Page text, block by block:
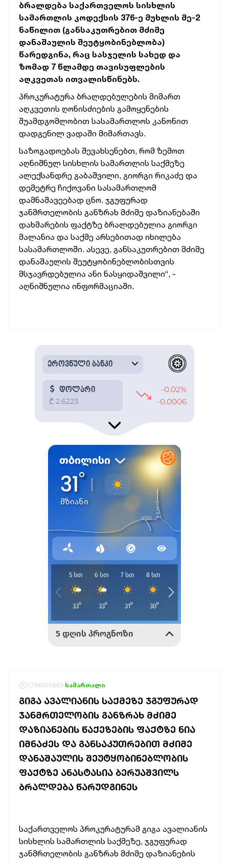
ბრალდება საქართველოს სისხლის
სამართლის კოდექსის 376-ე მუხლის მე-2
ნაწილით (განსაკუთრებით მძიმე
დანაშაულის შეუტყობინებლობა)
წარედგინა, რაც სასჯელის სახედ და
ზომად 7 წლამდე თავისუფლების
აღკვეთას ითვალისწინებს.
პროკურატურა ბრალდებულების მიმართ
აღკვეთის ღონისძიების გამოყენების
შუამდგომლობით სასამართლოს კანონით
დადგენილ ვადაში მიმართავს.
საზოგადოებას შევახსენებთ, რომ ზემოთ
აღნიშნულ სისხლის სამართლის საქმეზე
ალექსანდრე გაბაშვილი, გიორგი რიკაძე და
დემეტრე ჩიქოვანი სასამართლომ
დამნაშავეებად ცნო. ჯგუფურად
ჯანმრთელობის განზრახ მძიმე დაზიანებაში
დახმარების ფაქტზე ბრალდებულია გიორგი
მალანია და საქმე არსებითად იხილება
სასამართლოში. ასევე, განსაკუთრებით მძიმე
დანაშაულის შეუტყობინებლობისთვის
მსჯავრდებულია ანი ნასყიდაშვილი“, -
აღნიშნულია ინფორმაციაში.
1786031843 სამართალი
ᲒᲘᲒᲐ ᲐᲕᲐᲚᲘᲐᲜᲘᲡ ᲡᲐᲥᲛᲔᲖᲔ ᲯᲒᲣᲤᲣᲠᲐᲓ
ᲯᲐᲜᲛᲠᲗᲔᲚᲝᲑᲘᲡ ᲒᲐᲜᲖᲠᲐᲮ ᲛᲫᲘᲛᲔ
ᲓᲐᲖᲘᲐᲜᲔᲑᲘᲡ ᲬᲐᲥᲔᲖᲔᲑᲘᲡ ᲤᲐᲥᲢᲖᲔ ᲜᲘᲐ
ᲘᲛᲜᲐᲫᲔᲡ ᲓᲐ ᲒᲐᲜᲡᲐᲙᲣᲗᲠᲔᲑᲘᲗ ᲛᲫᲘᲛᲔ
ᲓᲐᲜᲐᲨᲐᲣᲚᲘᲡ ᲨᲔᲣᲢᲧᲝᲑᲘᲜᲔᲑᲚᲝᲑᲘᲡ
ᲤᲐᲥᲢᲖᲔ ᲐᲜᲐᲡᲢᲐᲡᲘᲐ ᲑᲔᲠᲣᲐᲨᲕᲘᲚᲡ
ᲑᲠᲐᲚᲓᲔᲑᲐ ᲬᲐᲠᲣᲓᲒᲘᲜᲔᲡ
საქართველოს პროკურატურამ გიგა ავალიანის
სისხლის სამართლის საქმეზე, ჯგუფურად
ჯანმრთელობის განზრახ მძიმე დაზიანების